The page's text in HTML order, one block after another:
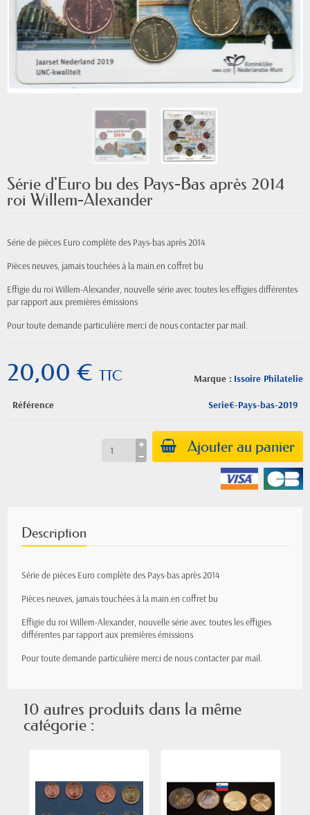
Série d'Euro bu des Pays-Bas après 2014
roi Willem-Alexander
Série de pièces Euro complète des Pays-bas après 2014
Pièces neuves, jamaistouchéesà la main.en coffret bu
Effigie du roi Willem-Alexander, nouvelle série avec toutes les effigies différentes
par rapport aux premières émissions
Pour toute demande particulière merci de nous contacter par mail.
Marque : Issoire Philatelie
20,00 € TTC
Référence Serie€-Pays-bas-2019
Ajouter au panier
Description
Série de pièces Euro complète des Pays-bas après 2014
Pièces neuves, jamaistouchéesà la main.en coffret bu
Effigie du roi Willem-Alexander, nouvelle série avec toutes les effigies
différentes par rapport aux premières émissions
Pour toute demande particulière merci de nous contacter par mail.
10 autres produits dans la même
catégorie :